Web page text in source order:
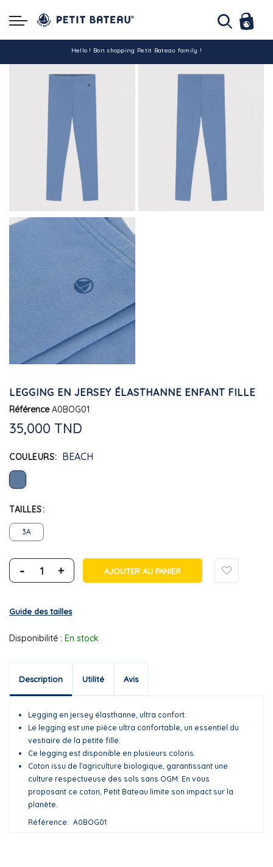
LEGGING EN JERSEY ÉLASTHANNE ENFANT FILLE
Référence A0BOG01
35,000 TND
COULEURS BEACH
TAILLES
3A
- + AJOUTER AU PANIER
Guide des tailles
Disponibilité : En stock
Description Utilité Avis
Legging en jersey élasthanne, ultra confort.
Le legging est une pièce ultra confortable, un essentiel du
vestiaire de la petite fille.
Ce legging est disponible en plusieurs coloris.
Coton issu de l'agriculture biologique, garantissant une
culture respectueuse des sols sans OGM. En vous
proposant ce coton, Petit Bateau limite son impact sur la
planète.
Référence
A0BOG01